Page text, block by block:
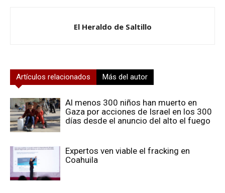
El Heraldo de Saltillo
Artículos relacionados Más del autor
Al menos 300 niños han muerto en
Gaza por acciones de Israel en los 300
días desde el anuncio del alto el fuego
Expertos ven viable el fracking en
Coahuila